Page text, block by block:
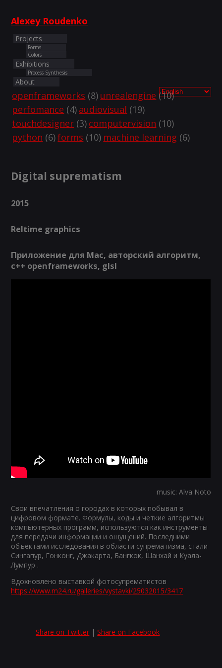
Alexey Roudenko
Projects
Forms
Colors
Exhibitions
Process Synthesis
About
openframeworks (8) unrealengine (10)
perfomance (4) audiovisual (19)
touchdesigner (3) computervision (10)
python (6)forms (10) machine learning (6)
Digital suprematism
2015
Reltime graphics
Приложение для Mac, авторский алгоритм,
c++ openframeworks, glsl
music: Alva Noto
Свои впечатления о городах в которых побывал в
цифровом формате. Формулы, коды и четкие алгоритмы
компьютерных программ, используются как инструменты
для передачи информации и ощущений. Последними
объектами исследования в области супрематизма, стали
Сингапур, Гонконг, Джакарта, Бангкок, Шанхай и Куала-
Лумпур .
Вдохновлено выставкой фотосупрематистов
https://www.m24.ru/galleries/vystavki/25032015/3417
Share on Twitter |Share on Facebook